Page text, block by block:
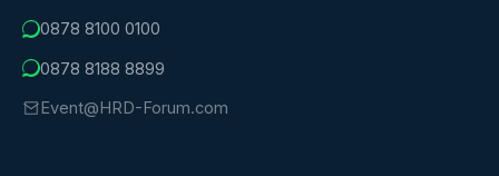
0878 8100 0100
0878 8188 8899
Event@HRD-Forum.com